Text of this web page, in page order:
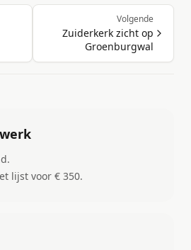
Volgende
Zuiderkerk zicht op
Groenburgwal
lijst voor € 350.